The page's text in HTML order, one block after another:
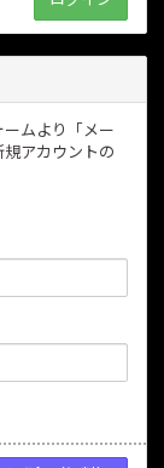
ムより「メー
アカウントの